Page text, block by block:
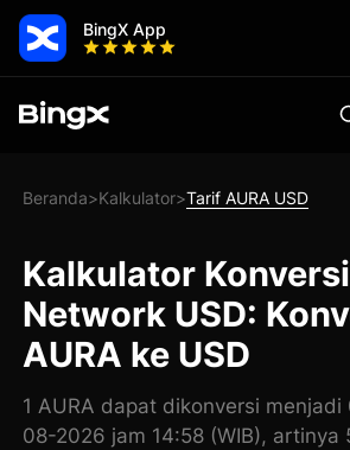
BingX App
Beranda>Kalkulator>Tarif AURA USD
Kalkulator
Network USD:
AURA ke USD
1 AURA dapat dikonversi
08-2026 jam 14:58 (WIB), artinya